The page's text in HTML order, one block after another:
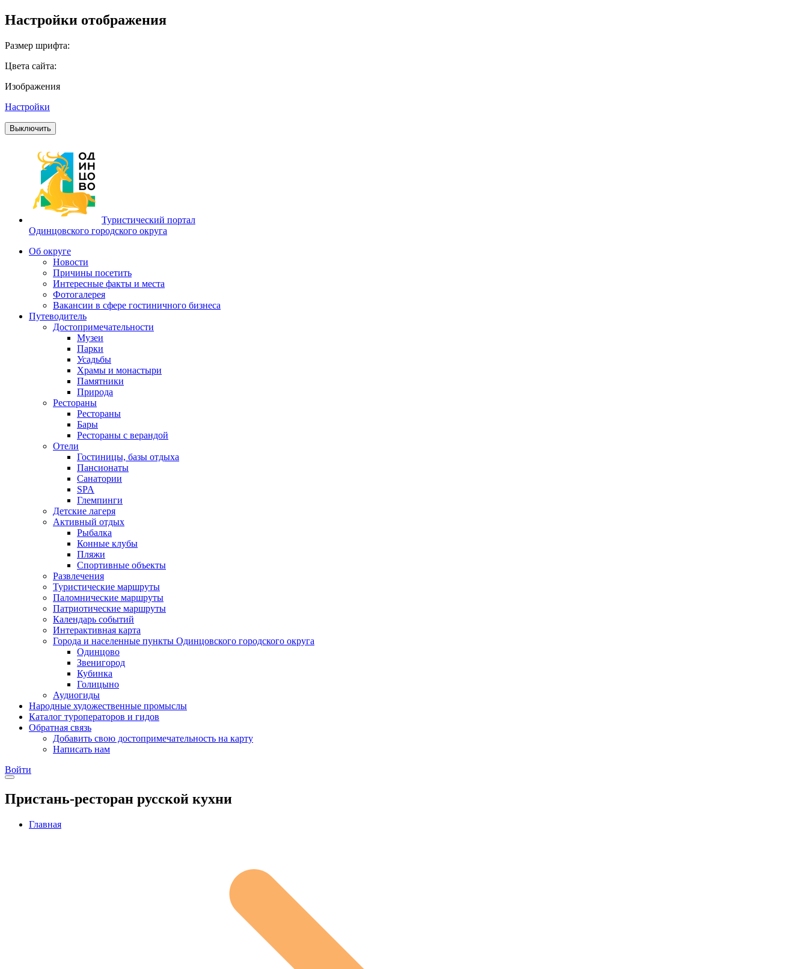
Настройки отображения
Размер шрифта:
Цвета сайта:
Изображения
Настройки
Выключить
Туристический портал
Одинцовского городского округа
Об округе
Новости
Причины посетить
Интересные факты и места
Фотогалерея
Вакансии в сфере гостиничного бизнеса
Путеводитель
Достопримечательности
Музеи
Парки
Усадьбы
Храмы и монастыри
Памятники
Природа
Рестораны
Рестораны
Бары
Рестораны с верандой
Отели
Гостиницы, базы отдыха
Пансионаты
Санатории
SPA
Глемпинги
Детские лагеря
Активный отдых
Рыбалка
Конные клубы
Пляжи
Спортивные объекты
Развлечения
Туристические маршруты
Паломнические маршруты
Патриотические маршруты
Календарь событий
Интерактивная карта
Города и населенные пункты Одинцовского городского округа
Одинцово
Звенигород
Кубинка
Голицыно
Аудиогиды
Народные художественные промыслы
Каталог туроператоров и гидов
Обратная связь
Добавить свою достопримечательность на карту
Написать нам
Войти
Пристань-ресторан русской кухни
Главная